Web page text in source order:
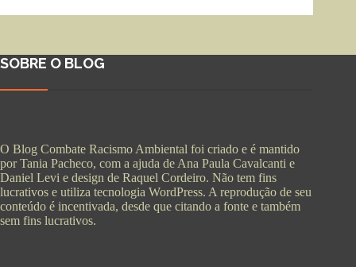
SOBRE O BLOG
O Blog Combate Racismo Ambiental foi criado e é mantido
por Tania Pacheco, com a ajuda de Ana Paula Cavalcanti e
Daniel Levi e design de Raquel Cordeiro. Não tem fins
lucrativos e utiliza tecnologia WordPress. A reprodução de seu
conteúdo é incentivada, desde que citando a fonte e também
sem fins lucrativos.